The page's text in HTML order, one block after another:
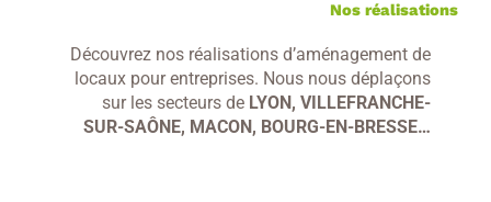
Nos réalisations
Découvrez nos réalisations d’aménagement de
locaux pour entreprises. Nous nous déplaçons
sur les secteurs de LYON, VILLEFRANCHE-
SUR-SAÔNE, MACON, BOURG-EN-BRESSE…